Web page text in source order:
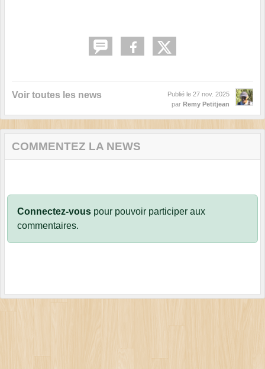
Voir toutes les news Publié le 27 nov. 2025
par Remy Petitjean
COMMENTEZ LA NEWS
Connectez-vous pour pouvoir participer aux
commentaires.